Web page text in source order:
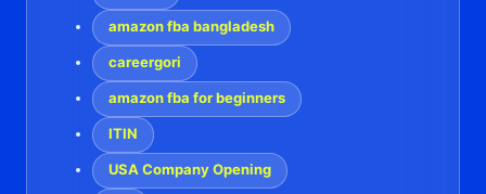
amazon fba bangladesh
careergori
amazon fba for beginners
ITIN
USA Company Opening